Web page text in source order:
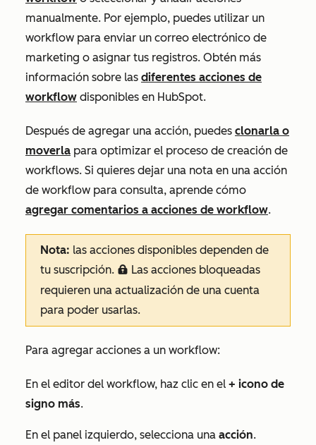
manualmente. Por ejemplo, puedes utilizar un
workflow para enviar un correo electrónico de
marketing o asignar tus registros. Obtén más
información sobre las diferentes acciones de
workflow disponibles en HubSpot.
Después de agregar una acción, puedes clonarla o
moverla para optimizar el proceso de creación de
workflows. Si quieres dejar una nota en una acción
de workflow para consulta, aprende cómo
agregar comentarios a acciones de workflow.
Nota: las acciones disponibles dependen de
tu suscripción. locked Las acciones bloqueadas
requieren una actualización de una cuenta
para poder usarlas.
Para agregar acciones a un workflow:
En el editor del workflow, haz clic en el + icono de
signo más.
En el panel izquierdo, selecciona una acción.